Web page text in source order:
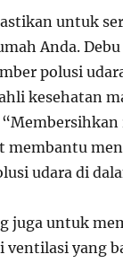
untuk
Anda.
polusi
kesehatan
membantu
udara di
juga untuk
yang